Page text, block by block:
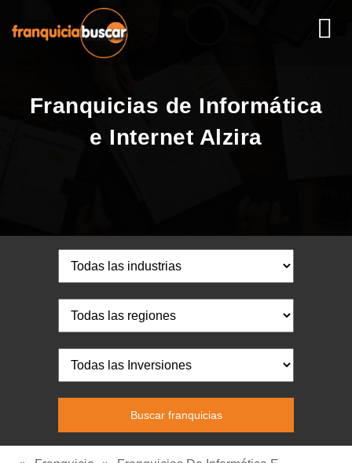
Franquicias de Informática
e Internet Alzira